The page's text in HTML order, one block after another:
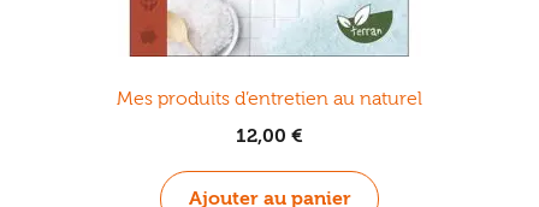
Mes produits d’entretien au naturel
12,00 €
Ajouter au panier